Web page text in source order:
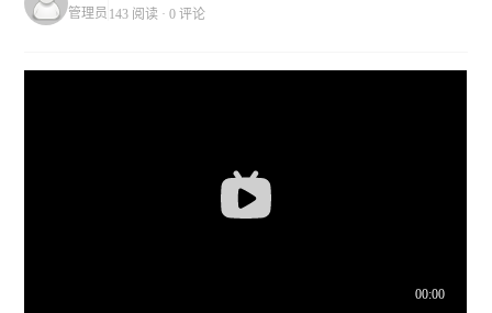
管理员 143 阅读 · 0 评论